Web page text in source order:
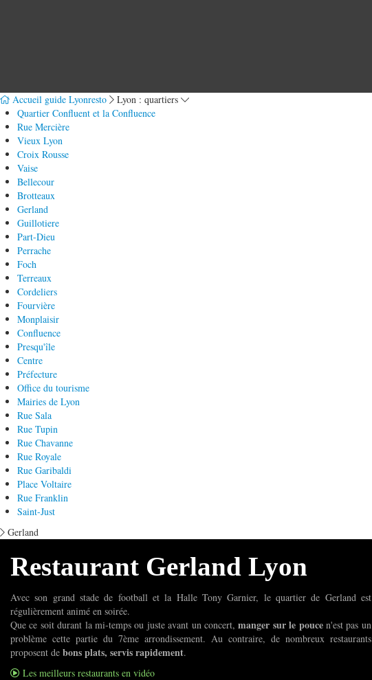
Accueil guide Lyonresto
Lyon : quartiers
Quartier Confluent et la Confluence
Rue Mercière
Vieux Lyon
Croix Rousse
Vaise
Bellecour
Brotteaux
Gerland
Guillotiere
Part-Dieu
Perrache
Foch
Terreaux
Cordeliers
Fourvière
Monplaisir
Confluence
Presqu'île
Centre
Préfecture
Office du tourisme
Mairies de Lyon
Rue Sala
Rue Tupin
Rue Chavanne
Rue Royale
Rue Garibaldi
Place Voltaire
Rue Franklin
Saint-Just
Gerland
Restaurant Gerland Lyon
Avec son grand stade de football et la Halle Tony Garnier, le quartier de Gerland est
régulièrement animé en soirée.
Que ce soit durant la mi-temps ou juste avant un concert,manger sur le poucen'est pas un
problème cette partie du 7ème arrondissement. Au contraire, de nombreux restaurants
proposent de bons plats, servis rapidement.
Les meilleurs restaurants en vidéo